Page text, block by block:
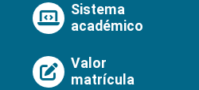
Sistema
académico
Valor
matrícula